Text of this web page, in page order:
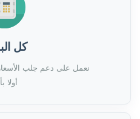
كل
نعمل على دعم جلب
أولا